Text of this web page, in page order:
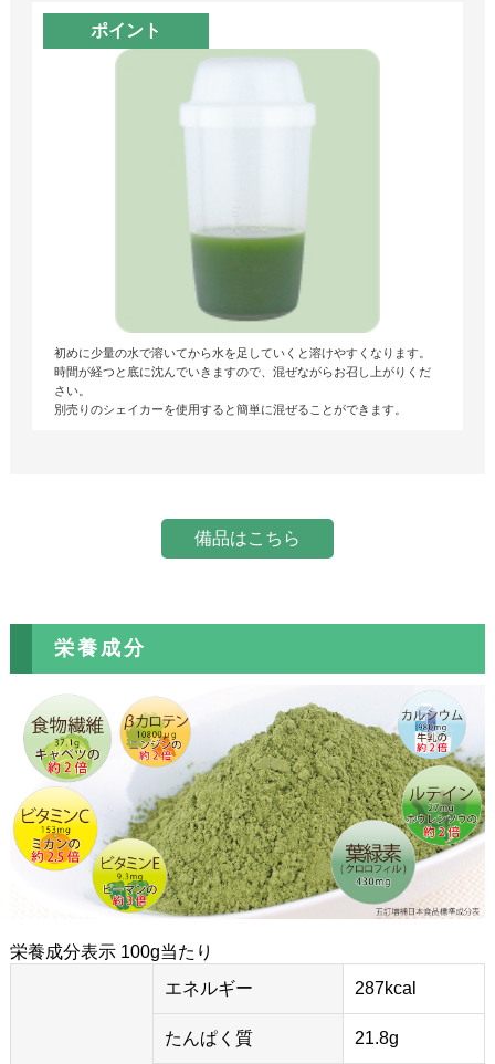
ポイント
初めに少量の水で溶いてから水を足していくと溶けやすくなります。
時間が経つと底に沈んでいきますので、混ぜながらお召し上がりくだ
さい。
別売りのシェイカーを使用すると簡単に混ぜることができます。
備品はこちら
栄養成分
栄養成分表示 100g当たり
エネルギー 287kcal
たんぱく質 21.8g